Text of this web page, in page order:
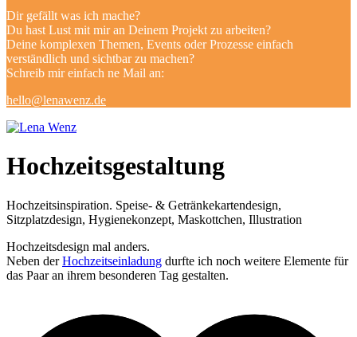
Dir gefällt was ich mache?
Du hast Lust mit mir an Deinem Projekt zu arbeiten?
Deine komplexen Themen, Events oder Prozesse einfach
verständlich und sichtbar zu machen?
Schreib mir einfach ne Mail an:
hello@lenawenz.de
Hochzeitsgestaltung
Hochzeitsinspiration. Speise- & Getränkekartendesign,
Sitzplatzdesign, Hygienekonzept, Maskottchen, Illustration
Hochzeitsdesign mal anders.
Neben derHochzeitseinladung durfte ich noch weitere Elemente für
das Paar an ihrem besonderen Tag gestalten.